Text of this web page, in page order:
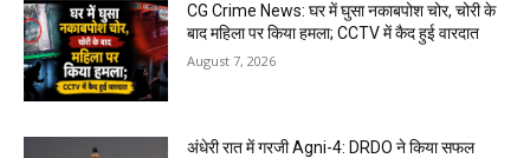
CG Crime News: घर में घुसा नकाबपोश चोर, चोरी के
बाद महिला पर किया हमला; CCTV में कैद हुई वारदात
August 7, 2026
अंधेरी रात में गरजी Agni-4: DRDO ने किया सफल